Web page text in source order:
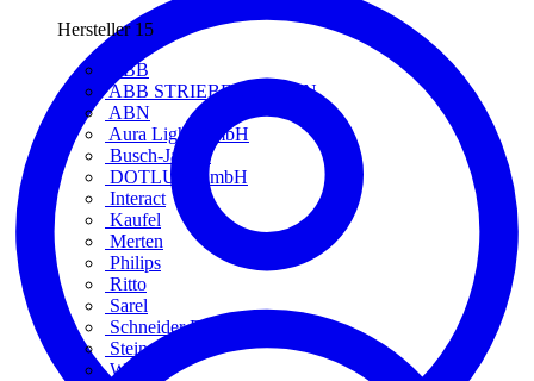
Hersteller 15
ABB
ABB STRIEBEL & JOHN
ABN
Aura Light GmbH
Busch-Jaeger
DOTLUX GmbH
Interact
Kaufel
Merten
Philips
Ritto
Sarel
Schneider Electric
Steinel
Wago